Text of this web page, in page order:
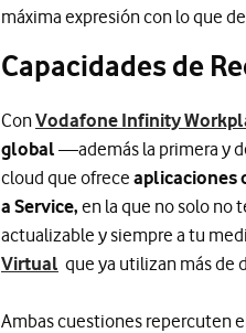
máxima expresión con lo que
Capacidades de
ConVodafone Infinity
global —además la primera y
cloud que ofrece aplicaciones
a Service, en la que no solo no
actualizable y siempre a tu
Virtual que ya utilizan más de
Ambas cuestiones repercuten